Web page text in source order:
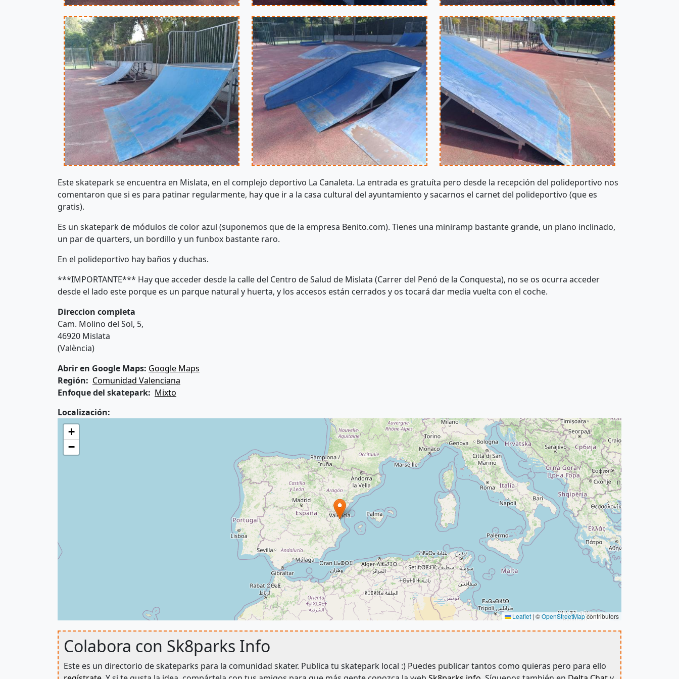
Este skatepark se encuentra en Mislata, en el complejo deportivo La Canaleta. La entrada es gratuíta pero desde la recepción del polideportivo nos
comentaron que si es para patinar regularmente, hay que ir a la casa cultural del ayuntamiento y sacarnos el carnet del polideportivo (que es
gratis).
Es un skatepark de módulos de color azul (suponemos que de la empresa Benito.com). Tienes una miniramp bastante grande, un plano inclinado,
un par de quarters, un bordillo y un funbox bastante raro.
En el polideportivo hay baños y duchas.
***IMPORTANTE*** Hay que acceder desde la calle del Centro de Salud de Mislata (Carrer del Penó de la Conquesta), no se os ocurra acceder
desde el lado este porque es un parque natural y huerta, y los accesos están cerrados y os tocará dar media vuelta con el coche.
Direccion completa
Cam. Molino del Sol, 5,
46920 Mislata
(València)
Abrir en Google Maps: Google Maps
Región
Comunidad Valenciana
Enfoque del skatepark
Mixto
Localización:
+
−
Leaflet | ©OpenStreetMapcontributors
Colabora con Sk8parks Info
Este es un directorio de skateparks para la comunidad skater. Publica tu skatepark local :) Puedes publicar tantos como quieras pero para ello